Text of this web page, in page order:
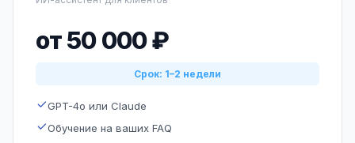
от 50 000 ₽
Срок: 1–2 недели
GPT-4o или Claude
Обучение на ваших FAQ